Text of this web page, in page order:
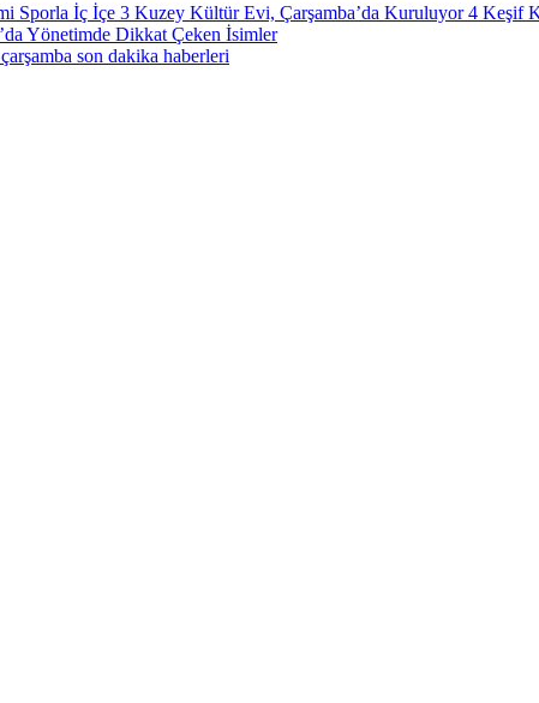
Sporla İç İçe 3 Kuzey Kültür Evi, Çarşamba’da Kuruluyor 4 Keşif
Yönetimde Dikkat Çeken İsimler